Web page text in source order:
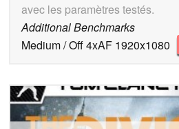
avec les paramètres testés.
Additional Benchmarks
Medium / Off 4xAF 1920x1080